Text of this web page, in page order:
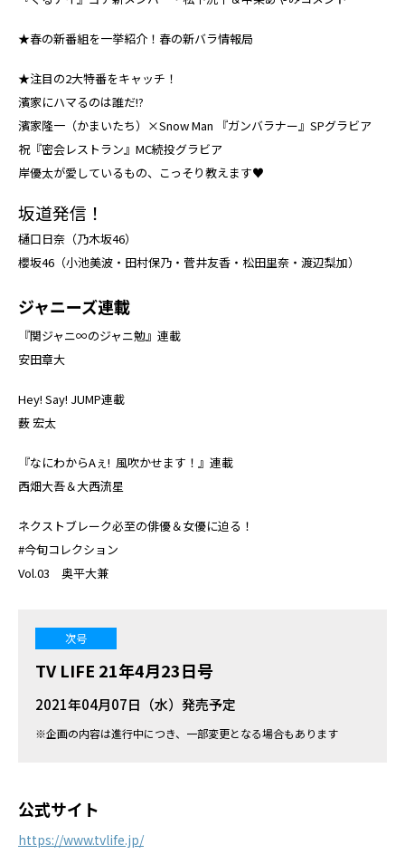
★春の新番組を一挙紹介！春の新バラ情報局
★注目の2大特番をキャッチ！
濱家にハマるのは誰だ!?
濱家隆一（かまいたち）×Snow Man 『ガンバラナー』SPグラビア
祝『密会レストラン』MC続投グラビア
岸優太が愛しているもの、こっそり教えます♥
坂道発信！
樋口日奈（乃木坂46）
櫻坂46（小池美波・田村保乃・菅井友香・松田里奈・渡辺梨加）
ジャニーズ連載
『関ジャニ∞のジャニ勉』連載
安田章大
Hey! Say! JUMP連載
薮 宏太
『なにわからAぇ! 風吹かせます！』連載
西畑大吾＆大西流星
ネクストブレーク必至の俳優＆女優に迫る！
#今旬コレクション
Vol.03 奥平大兼
次号
TV LIFE 21年4月23日号
2021年04月07日（水）発売予定
※企画の内容は進行中につき、一部変更となる場合もあります
公式サイト
https://www.tvlife.jp/